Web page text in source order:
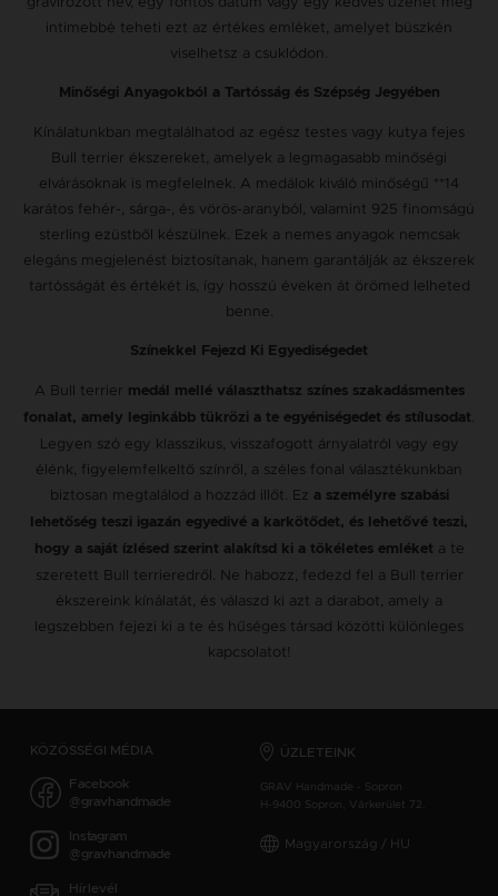
intimebbé teheti ezt az értékes emléket, amelyet büszkén
viselhetsz a csuklódon.
Minőségi Anyagokból a Tartósság és Szépség Jegyében
Kínálatunkban megtalálhatod az egész testes vagy kutya fejes
Bull terrier ékszereket, amelyek a legmagasabb minőségi
elvárásoknak is megfelelnek. A medálok kiváló minőségű **14
karátos fehér-, sárga-, és vörös-aranyból, valamint 925 finomságú
sterling ezüstből készülnek. Ezek a nemes anyagok nemcsak
elegáns megjelenést biztosítanak, hanem garantálják az ékszerek
tartósságát és értékét is, így hosszú éveken át örömed lelheted
benne.
Színekkel Fejezd Ki Egyediségedet
A Bull terrier medál mellé választhatsz színes szakadásmentes
fonalat, amely leginkább tükrözi a te egyéniségedet és stílusodat.
Legyen szó egy klasszikus, visszafogott árnyalatról vagy egy
élénk, figyelemfelkeltő színről, a széles fonal választékunkban
biztosan megtalálod a hozzád illőt. Ez a személyre szabási
lehetőség teszi igazán egyedivé a karkötődet, és lehetővé teszi,
hogy a saját ízlésed szerint alakítsd ki a tökéletes emléket a te
szeretett Bull terrieredről. Ne habozz, fedezd fel a Bull terrier
ékszereink kínálatát, és válaszd ki azt a darabot, amely a
legszebben fejezi ki a te és hűséges társad közötti különleges
kapcsolatot!
KÖZÖSSÉGI MÉDIA
Facebook
@gravhandmade
Instagram
@gravhandmade
Hírlevél
ÜZLETEINK
GRAV Handmade - Sopron
H-9400 Sopron, Várkerület 72.
Magyarország / HU